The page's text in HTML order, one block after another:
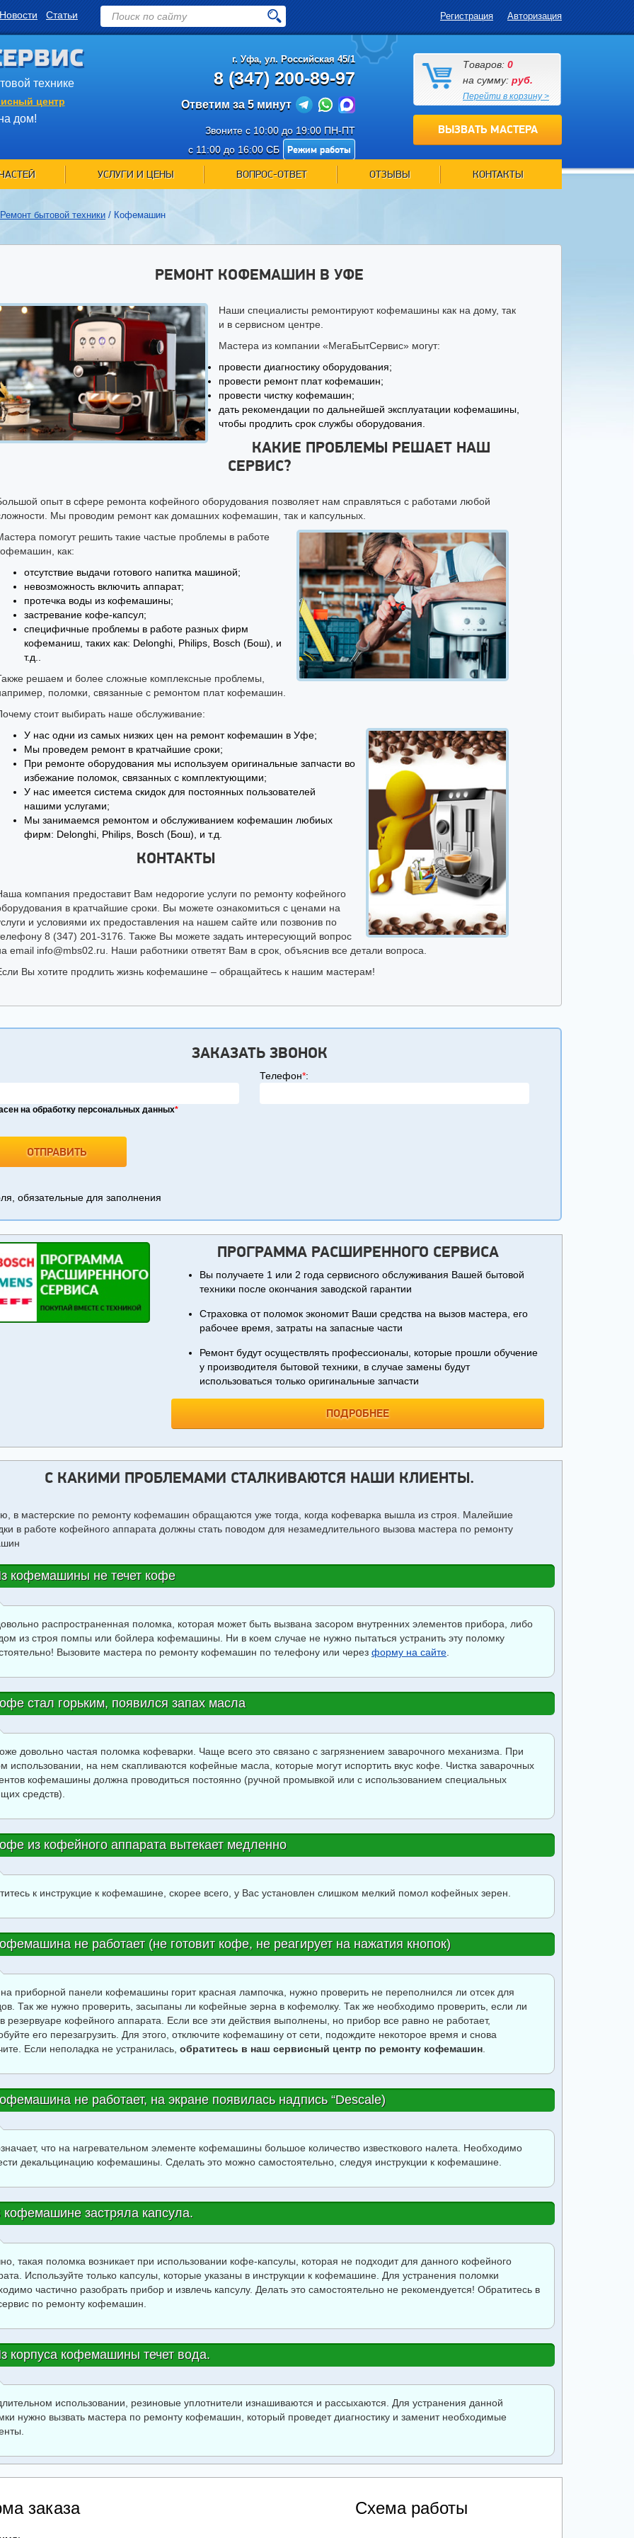
Новости Статьи Регистрация Авторизация
технике
центр
дом!
г. Уфа, ул. Российская 45/1
8 (347) 200-89-97
Ответим за 5 минут
Звоните с 10:00 до 19:00 ПН-ПТ
с 11:00 до 16:00 СБ
Режим работы
Товаров: 0
на сумму: руб.
Перейти в корзину >
ВЫЗВАТЬ МАСТЕРА
УСЛУГИ И ЦЕНЫ ВОПРОС-ОТВЕТ ОТЗЫВЫ КОНТАКТЫ
Ремонт бытовой техники / Кофемашин
РЕМОНТ КОФЕМАШИН В УФЕ
Наши специалисты ремонтируют кофемашины как на дому, так
и в сервисном центре.
Мастера из компании «МегаБытСервис» могут:
провести диагностику оборудования;
провести ремонт плат кофемашин;
провести чистку кофемашин;
дать рекомендации по дальнейшей эксплуатации кофемашины,
чтобы продлить срок службы оборудования.
КАКИЕ ПРОБЛЕМЫ РЕШАЕТ НАШ
СЕРВИС?
опыт в сфере ремонта кофейного оборудования позволяет нам справляться с работами любой
Мы проводим ремонт как домашних кофемашин, так и капсульных.
помогут решить такие частые проблемы в работе
как:
отсутствие выдачи готового напитка машиной;
невозможность включить аппарат;
протечка воды из кофемашины;
застревание кофе-капсул;
специфичные проблемы в работе разных фирм
кофеманиш, таких как: Delonghi, Philips, Bosch (Бош), и
т.д..
решаем и более сложные комплексные проблемы,
поломки, связанные с ремонтом плат кофемашин.
стоит выбирать наше обслуживание:
У нас одни из самых низких цен на ремонт кофемашин в Уфе;
Мы проведем ремонт в кратчайшие сроки;
При ремонте оборудования мы используем оригинальные запчасти во
избежание поломок, связанных с комплектующими;
У нас имеется система скидок для постоянных пользователей
нашими услугами;
Мы занимаемся ремонтом и обслуживанием кофемашин любиых
фирм: Delonghi, Philips, Bosch (Бош), и т.д.
КОНТАКТЫ
компания предоставит Вам недорогие услуги по ремонту кофейного
в кратчайшие сроки. Вы можете ознакомиться с ценами на
и условиями их предоставления на нашем сайте или позвонив по
8 (347) 201-3176. Также Вы можете задать интересующий вопрос
email info@mbs02.ru. Наши работники ответят Вам в срок, объяснив все детали вопроса.
Вы хотите продлить жизнь кофемашине – обращайтесь к нашим мастерам!
ЗАКАЗАТЬ ЗВОНОК
Телефон*:
на обработку персональных данных*
обязательные для заполнения
ПРОГРАММА РАСШИРЕННОГО СЕРВИСА
Вы получаете 1 или 2 года сервисного обслуживания Вашей бытовой
техники после окончания заводской гарантии
Страховка от поломок экономит Ваши средства на вызов мастера, его
рабочее время, затраты на запасные части
Ремонт будут осуществлять профессионалы, которые прошли обучение
у производителя бытовой техники, в случае замены будут
использоваться только оригинальные запчасти
ПОДРОБНЕЕ
C КАКИМИ ПРОБЛЕМАМИ СТАЛКИВАЮТСЯ НАШИ КЛИЕНТЫ.
в мастерские по ремонту кофемашин обращаются уже тогда, когда кофеварка вышла из строя. Малейшие
в работе кофейного аппарата должны стать поводом для незамедлительного вызова мастера по ремонту
кофемашины не течет кофе
распространенная поломка, которая может быть вызвана засором внутренних элементов прибора, либо
из строя помпы или бойлера кофемашины. Ни в коем случае не нужно пытаться устранить эту поломку
Вызовите мастера по ремонту кофемашин по телефону или через форму на сайте
стал горьким, появился запах масла
довольно частая поломка кофеварки. Чаще всего это связано с загрязнением заварочного механизма. При
использовании, на нем скапливаются кофейные масла, которые могут испортить вкус кофе. Чистка заварочных
кофемашины должна проводиться постоянно (ручной промывкой или с использованием специальных
средств).
из кофейного аппарата вытекает медленно
к инструкцие к кофемашине, скорее всего, у Вас установлен слишком мелкий помол кофейных зерен.
не работает (не готовит кофе, не реагирует на нажатия кнопок)
приборной панели кофемашины горит красная лампочка, нужно проверить не переполнился ли отсек для
Так же нужно проверить, засыпаны ли кофейные зерна в кофемолку. Так же необходимо проверить, если ли
резервуаре кофейного аппарата. Если все эти действия выполнены, но прибор все равно не работает,
его перезагрузить. Для этого, отключите кофемашину от сети, подождите некоторое время и снова
Если неполадка не устранилась, обратитесь в наш сервисный центр по ремонту кофемашин
не работает, на экране появилась надпись “Descale)
что на нагревательном элементе кофемашины большое количество известкового налета. Необходимо
декальцинацию кофемашины. Сделать это можно самостоятельно, следуя инструкции к кофемашине.
кофемашине застряла капсула.
такая поломка возникает при использовании кофе-капсулы, которая не подходит для данного кофейного
Используйте только капсулы, которые указаны в инструкции к кофемашине. Для устранения поломки
частично разобрать прибор и извлечь капсулу. Делать это самостоятельно не рекомендуется! Обратитесь в
по ремонту кофемашин.
корпуса кофемашины течет вода.
использовании, резиновые уплотнители изнашиваются и рассыхаются. Для устранения данной
нужно вызвать мастера по ремонту кофемашин, который проведет диагностику и заменит необходимые
заказа Схема работы